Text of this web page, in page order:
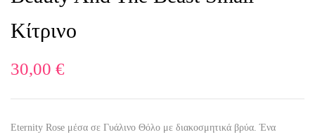
Κίτρινο
30,00 €
Eternity Rose μέσα σε Γυάλινο Θόλο με διακοσμητικά βρύα. Ένα